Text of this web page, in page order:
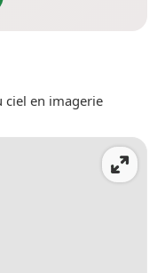
ciel en imagerie